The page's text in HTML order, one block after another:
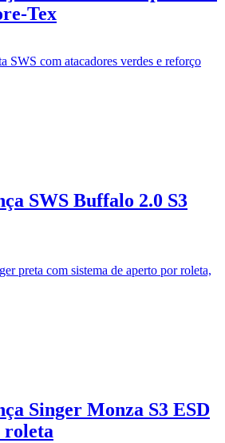
SWS Buffalo 2.0 S3
Singer Monza S3 ESD
roleta